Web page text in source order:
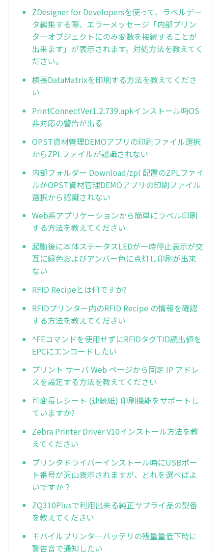
ZDesigner for Developersを使って、ラベルデー
タ編集する際、エラーメッセージ「内部プリン
タ―オブジェクトにのみ変数を接続することが
出来ます」が表示されます。対処方法を教えてく
ださい。
横長DataMatrixを印刷する方法を教えてくださ
い
PrintConnectVer1.2.739.apkインストール時OS
非対応の警告が出る
OPST資材管理DEMOアプリの印刷ファイル選択
からZPLファイルが認識されない
内部フォルダー Download/zpl 配置のZPLファイ
ルがOPST資材管理DEMOアプリの印刷ファイル
選択から認識されない
Web系アプリケーションから簡単にラベル印刷
する方法を教えてください
起動後に本体ステータスLEDが一時停止表示が交
互に緑色およびアンバー色に点灯し印刷が出来
ない
RFID Recipeとは何ですか?
RFIDプリンター内のRFID Recipe の情報を確認
する方法を教えてください
^FEコマンドを使用せずにRFIDタグTID読出値を
EPCにエンコードしたい
プリント サーバ Web ページから固定 IP アドレ
スを設定する方法を教えてください
可変長レシート (連続紙) 印刷機能をサポートし
ていますか?
Zebra Printer Driver V10インストール方法を教
えてください
プリンタドライバーインストール時にUSBポー
ト番号が沢山表示されますが、どれを選べばよ
いですか？
ZQ310Plusで利用出来る純正サプライ品の型番
を教えてください
モバイルプリンタ―バッテリの残量量低下時に
警告音で通知したい